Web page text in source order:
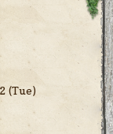
(Tue)